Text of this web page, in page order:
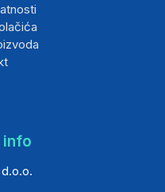
info